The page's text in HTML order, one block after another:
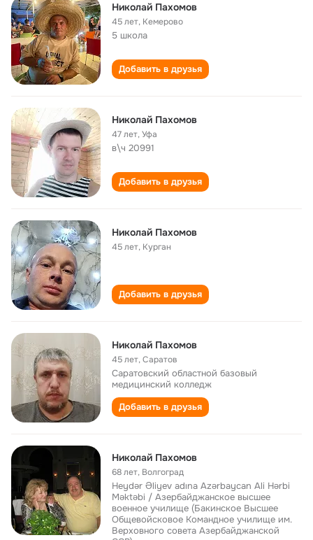
Николай Пахомов
45 лет, Кемерово
5 школа
Добавить в друзья
Николай Пахомов
47 лет,Уфа
в\ч 20991
Добавить в друзья
Николай Пахомов
45 лет, Курган
Добавить в друзья
Николай Пахомов
45 лет,Саратов
Саратовский областной базовый
медицинский колледж
Добавить в друзья
Николай Пахомов
68 лет, Волгоград
Heydər Əliyev adına Azərbaycan Ali Hərbi
Məktəbi / Азербайджанское высшее
военное училище (Бакинское Высшее
Общевойсковое Командное училище им.
Верховного совета Азербайджанской